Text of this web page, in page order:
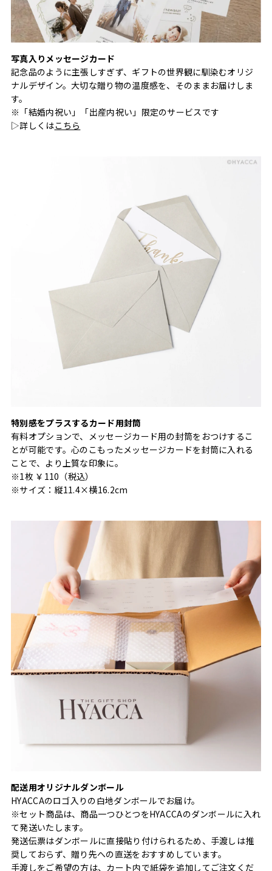
写真入りメッセージカード
記念品のように主張しすぎず、ギフトの世界観に馴染むオリジ
ナルデザイン。大切な贈り物の温度感を、そのままお届けしま
す。
※「結婚内祝い」「出産内祝い」限定のサービスです
▷詳しくはこちら
特別感をプラスするカード用封筒
有料オプションで、メッセージカード用の封筒をおつけするこ
とが可能です。心のこもったメッセージカードを封筒に入れる
ことで、より上質な印象に。
※1枚 ￥110（税込）
※サイズ：縦11.4×横16.2cm
配送用オリジナルダンボール
HYACCAのロゴ入りの白地ダンボールでお届け。
※セット商品は、商品一つひとつをHYACCAのダンボールに入れ
て発送いたします。
発送伝票はダンボールに直接貼り付けられるため、手渡しは推
奨しておらず、贈り先への直送をおすすめしています。
手渡しをご希望の方は、カート内で紙袋を追加してご注文くだ